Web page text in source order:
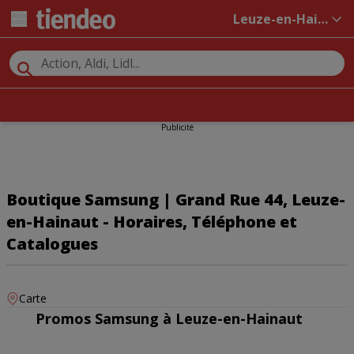
Leuze-en-Hainaut
Publicité
Boutique Samsung | Grand Rue 44, Leuze-
en-Hainaut - Horaires, Téléphone et
Catalogues
Carte
Promos Samsung à Leuze-en-Hainaut